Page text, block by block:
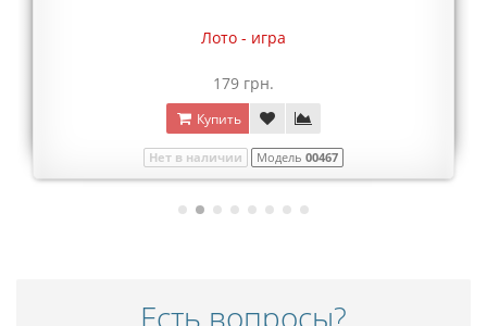
Лото - игра
179 грн.
Купить
Нет в наличии Модель 00467
Есть вопросы?